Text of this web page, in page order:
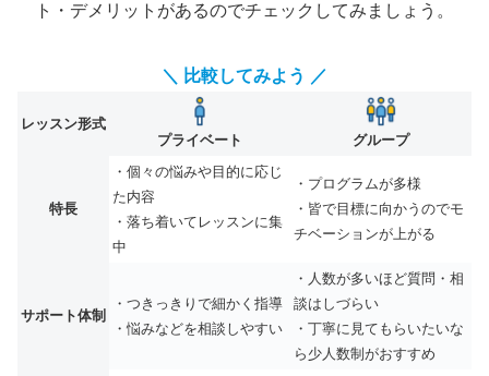
ト・デメリットがあるのでチェックしてみましょう。
＼ 比較してみよう ／
レッスン形式
プライベート
グループ
特長
・個々の悩みや目的に応じ
た内容
・落ち着いてレッスンに集
中
・プログラムが多様
・皆で目標に向かうのでモ
チベーションが上がる
サポート体制
・つきっきりで細かく指導
・悩みなどを相談しやすい
・人数が多いほど質問・相
談はしづらい
・丁寧に見てもらいたいな
ら少人数制がおすすめ